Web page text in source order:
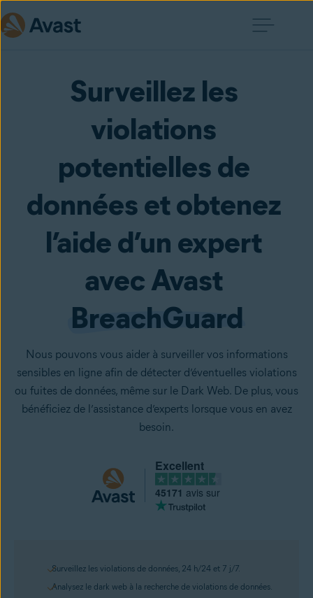
Surveillez les
violations
potentielles de
données et obtenez
l’aide d’un expert
avec Avast
BreachGuard
Nous pouvons vous aider à surveiller vos informations
sensibles en ligne afin de détecter d’éventuelles violations
ou fuites de données, même sur le Dark Web. De plus, vous
bénéficiez de l’assistance d’experts lorsque vous en avez
besoin.
Excellent
45171 avis sur
Surveillez les violations de données, 24 h/24 et 7 j/7.
Analysez le dark web à la recherche de violations de données.